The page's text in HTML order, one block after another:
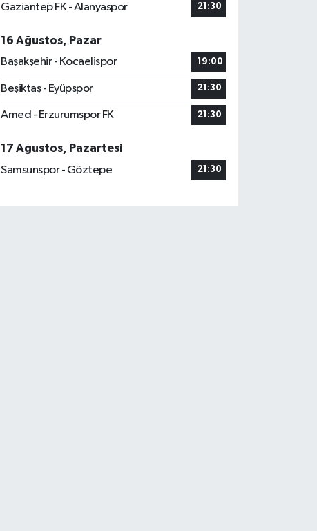
Gaziantep FK - Alanyaspor 21:30
16 Ağustos, Pazar
Başakşehir - Kocaelispor
19:00
Beşiktaş - Eyüpspor 21:30
Amed - Erzurumspor FK 21:30
17 Ağustos, Pazartesi
Samsunspor - Göztepe
21:30